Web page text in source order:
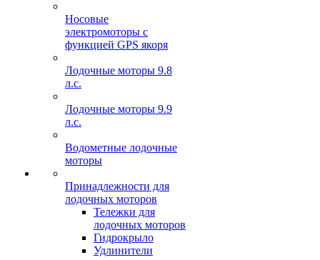
Носовые
электромоторы с
функцией GPS якоря
Лодочные моторы 9.8
л.с.
Лодочные моторы 9.9
л.с.
Водометные лодочные
моторы
Принадлежности для
лодочных моторов
Тележки для
лодочных моторов
Гидрокрыло
Удлинители